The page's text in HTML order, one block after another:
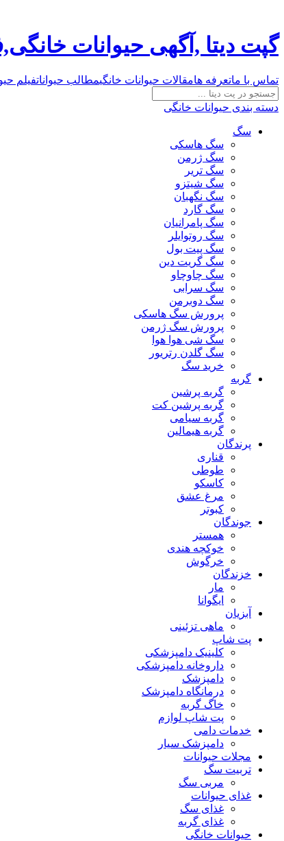
گپت دیتا ,آگهی حیوانات
تماس با ماتعرفه هامقالات حیوانات خانگیمطالب حیواناتفیلم
دسته بندی حیوانات خانگی
سگ
سگ هاسکی
سگ ژرمن
سگ تریر
سگ شیتزو
سگ نگهبان
سگ گارد
سگ پامرانیان
سگ روتوایلر
سگ پیت بول
سگ گریت دین
سگ چاوچاو
سگ سرابی
سگ دوبرمن
پرورش سگ هاسکی
پرورش سگ ژرمن
سگ شی هوا هوا
سگ گلدن رتریور
خرید سگ
گربه
گربه پرشین
گربه پرشین کت
گربه سیامی
گربه هیمالین
پرندگان
قناری
طوطی
کاسکو
مرغ عشق
کبوتر
جوندگان
همستر
خوکچه هندی
خرگوش
خزندگان
مار
ایگوانا
آبزیان
ماهی تزئینی
پت شاپ
کلینیک دامپزشکی
داروخانه دامپزشکی
دامپزشک
درمانگاه دامپزشک
خاگ گربه
پت شاپ لوازم
خدمات دامی
دامپزشک سیار
مجلات حیوانات
تربیت سگ
مربی سگ
غذای حیوانات
غذای سگ
غذای گربه
حیوانات خانگی